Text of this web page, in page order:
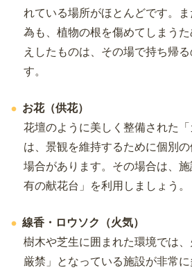
れている場所がほとんどです。
為も、植物の根を傷めてしまう
えしたものは、その場で持ち帰
す。
お花（供花）
花壇のように美しく整備された
は、景観を維持するために個別
場合があります。その場合は、
有の献花台」を利用しましょう。
線香・ロウソク（火気）
樹木や芝生に囲まれた環境では
厳禁」となっている施設が非常